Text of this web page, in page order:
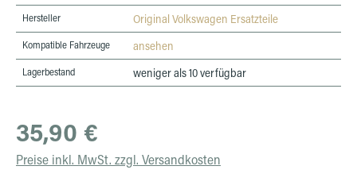
Hersteller Original Volkswagen Ersatzteile
Kompatible Fahrzeuge ansehen
Lagerbestand weniger als 10 verfügbar
Regulärer Preis:
35,90 €
Preise inkl. MwSt. zzgl. Versandkosten